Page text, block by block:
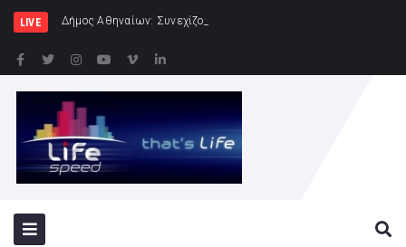
LIVE Δήμος Αθηναίων: Συνεχίζονται οι εντατικοί έλεγχοι τ